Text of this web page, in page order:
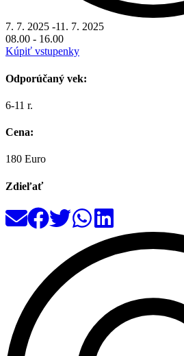
7. 7. 2025 -11. 7. 2025
08.00 - 16.00
Kúpiť vstupenky
Odporúčaný vek:
6-11 r.
Cena:
180 Euro
Zdieľať